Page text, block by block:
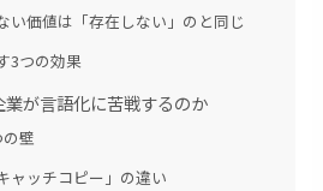
い価値は「存在しない」のと同じ
3つの効果
が言語化に苦戦するのか
壁
ャッチコピー」の違い